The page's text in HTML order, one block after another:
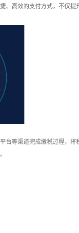
高效的支付方式，不仅
等渠道完成缴税过程，